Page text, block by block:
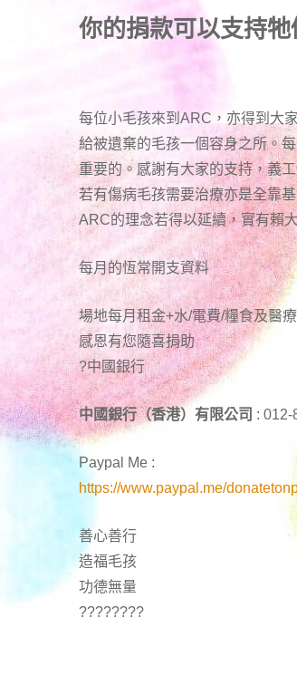
你的捐款可以支持
每位小毛孩來到ARC，亦得到大
給被遺棄的毛孩一個容身之所。
重要的。感謝有大家的支持，義
若有傷病毛孩需要治療亦是全靠
ARC的理念若得以延續，實有賴
每月的恆常開支資料
場地每月租金+水/電費/糧食及醫
感恩有您隨喜捐助
?中國銀行
中國銀行（香港）有限公司 : 012-
Paypal Me :
https://www.paypal.me/
善心善行
造福毛孩
功德無量
????????